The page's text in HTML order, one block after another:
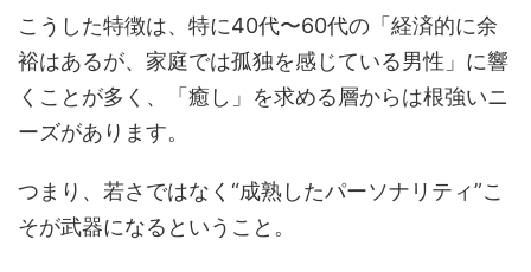
こうした特徴は、特に40代〜60代の「経済的に余
裕はあるが、家庭では孤独を感じている男性」に響
くことが多く、「癒し」を求める層からは根強いニ
ーズがあります。
つまり、若さではなく“成熟したパーソナリティ”こ
そが武器になるということ。